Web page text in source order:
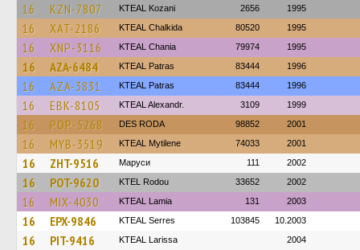
16 KZN-7807 KTEAL Kozani 2656 1995
16 XAT-2186 KTEAL Chalkida 80520 1995
16 XNP-3116 KTEAL Chania 79974 1995
16 AZA-6484 KTEAL Patras 83444 1996
16 AZA-3831 KTEAL Patras 83444 1996
16 EBK-8105 KTEAL Alexandr. 3109 1999
16 POP-5268 DES RODA 98852 2001
16 MYB-3519 KTEAL Mytilene 74033 2001
16 ZHT-9516 Маруси 111 2002
16 POT-9620 ΚΤΕL Rodou 33652 2002
16 MIX-4030 KTEAL Lamia 131 2003
16 EPX-9846 KTEAL Serres 103845 10.2003
16 PIT-9416 KTEAL Larissa 2004